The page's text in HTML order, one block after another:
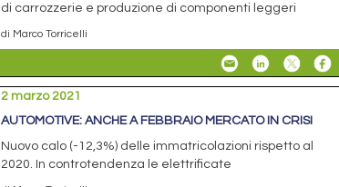
di carrozzerie e produzione di componenti leggeri
di Marco Torricelli
2 marzo 2021
AUTOMOTIVE: ANCHE A FEBBRAIO MERCATO IN CRISI
Nuovo calo (-12,3%) delle immatricolazioni rispetto al
2020. In controtendenza le elettrificate